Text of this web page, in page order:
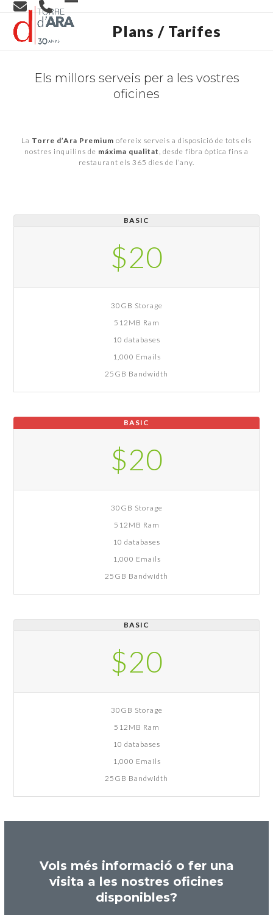
Skip
content
Open
Close
Plans / Tarifes
Els millors serveis per a les vostres
oficines
La Torre d’Ara Premium ofereix serveis a disposició de tots els
nostres inquilins de máxima qualitat, desde fibra òptica fins a
restaurant els 365 dies de l’any.
BASIC
$20
30GB Storage
512MB Ram
10 databases
1,000 Emails
25GB Bandwidth
BASIC
$20
30GB Storage
512MB Ram
10 databases
1,000 Emails
25GB Bandwidth
BASIC
$20
30GB Storage
512MB Ram
10 databases
1,000 Emails
25GB Bandwidth
Vols més informació o fer una
visita a les nostres oficines
disponibles?